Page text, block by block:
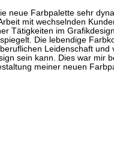
neue Farbpalette sehr
mit wechselnden
Tätigkeiten im
Die lebendige
Leidenschaft und
sein kann. Dies war mir
meiner neuen